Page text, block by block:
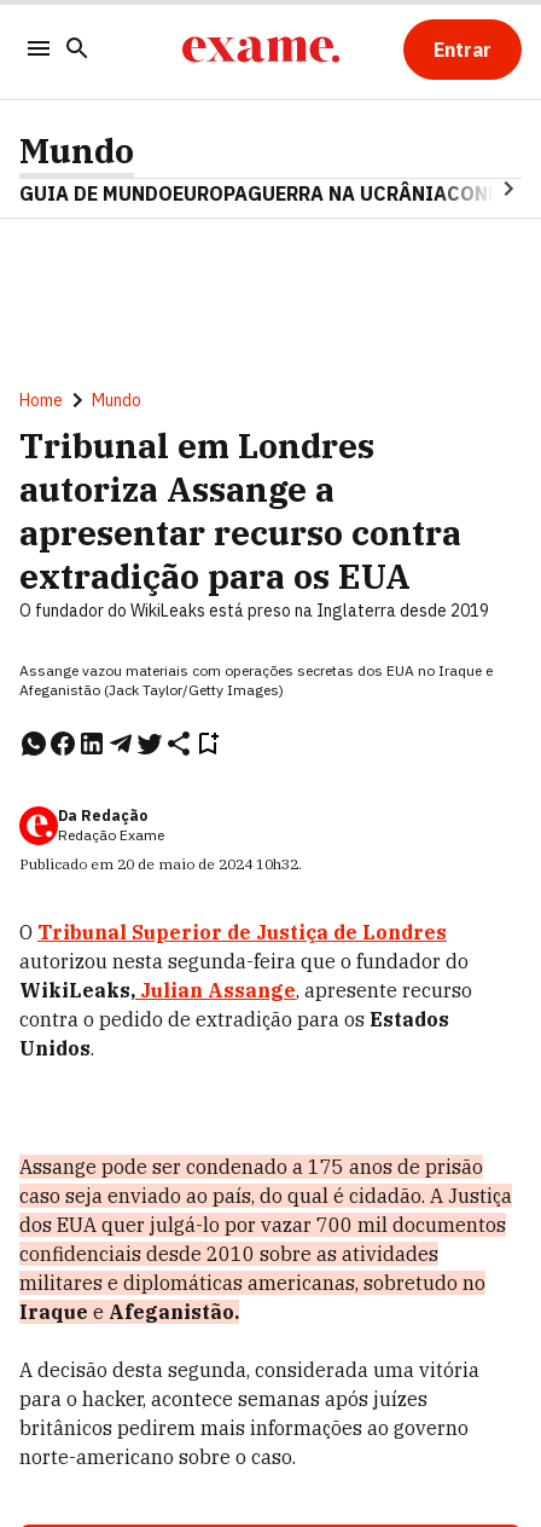
Entrar
Mundo
GUIA DE MUNDOEUROPAGUERRA NA UCRÂNIA
Home Mundo
Tribunal em Londres
autoriza Assange a
apresentar recurso contra
extradição para os EUA
O fundador do WikiLeaks está preso na Inglaterra desde 2019
Assange vazou materiais com operações secretas dos EUA no Iraque e
Afeganistão (Jack Taylor/Getty Images)
Da Redação
Redação Exame
Publicado em 20 de maio de 2024 10h32.
O Tribunal Superior de Justiça de Londres
autorizou nesta segunda-feira que o fundador do
WikiLeaks, Julian Assange, apresente recurso
contra o pedido de extradição para os Estados
Unidos.
Assange pode ser condenado a 175 anos de prisão
caso seja enviado ao país, do qual é cidadão. A Justiça
dos EUA quer julgá-lo por vazar 700 mil documentos
confidenciais desde 2010 sobre as atividades
militares e diplomáticas americanas, sobretudo no
Iraque e Afeganistão.
A decisão desta segunda, considerada uma vitória
para o hacker, acontece semanas após juízes
britânicos pedirem mais informações ao governo
norte-americano sobre o caso.